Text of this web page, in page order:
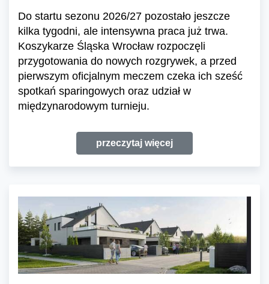
Do startu sezonu 2026/27 pozostało jeszcze
kilka tygodni, ale intensywna praca już trwa.
Koszykarze Śląska Wrocław rozpoczęli
przygotowania do nowych rozgrywek, a przed
pierwszym oficjalnym meczem czeka ich sześć
spotkań sparingowych oraz udział w
międzynarodowym turnieju.
przeczytaj więcej